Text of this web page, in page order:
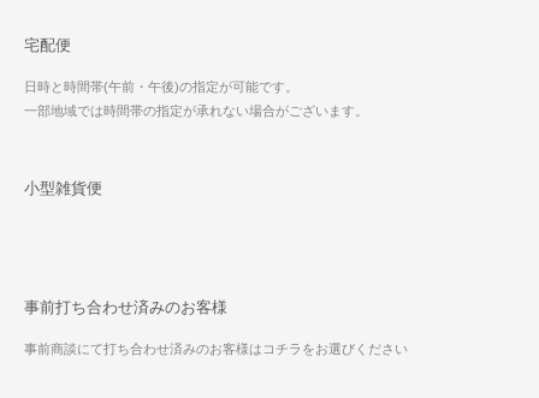
宅配便
日時と時間帯(午前・午後)の指定が可能です。
一部地域では時間帯の指定が承れない場合がございます。
小型雑貨便
事前打ち合わせ済みのお客様
事前商談にて打ち合わせ済みのお客様はコチラをお選びください